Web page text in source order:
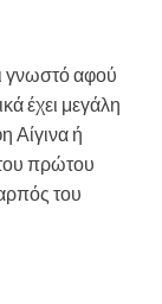
γνωστό αφού
έχει μεγάλη
Αίγινα ή
πρώτου
του